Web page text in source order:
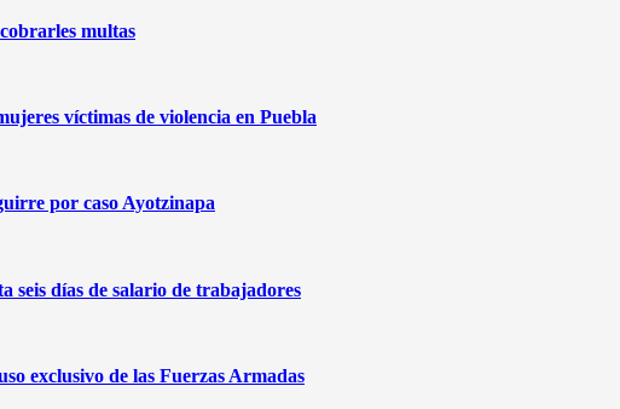
multas
víctimas de violencia en Puebla
por caso Ayotzinapa
seis días de salario de trabajadores
exclusivo de las Fuerzas Armadas